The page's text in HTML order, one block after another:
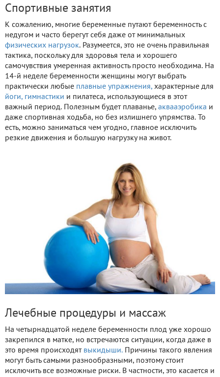
Спортивные занятия
К сожалению, многие беременные путают беременность с
недугом и часто берегут себя даже от минимальных
физических нагрузок. Разумеется, это не очень правильная
тактика, поскольку для здоровья тела и хорошего
самочувствия умеренная активность просто необходима. На
14-й неделе беременности женщины могут выбрать
практически любые плавные упражнения, характерные для
йоги, гимнастики и пилатеса, использующиеся в этот
важный период. Полезным будет плаванье, аквааэробика и
даже спортивная ходьба, но без излишнего упрямства. То
есть, можно заниматься чем угодно, главное исключить
резкие движения и большую нагрузку на живот.
Лечебные процедуры и массаж
На четырнадцатой неделе беременности плод уже хорошо
закрепился в матке, но встречаются ситуации, когда даже в
это время происходят выкидыши. Причины такого явления
могут быть самыми разнообразными, поэтому стоит
исключить все возможные риски. В частности, это касается и